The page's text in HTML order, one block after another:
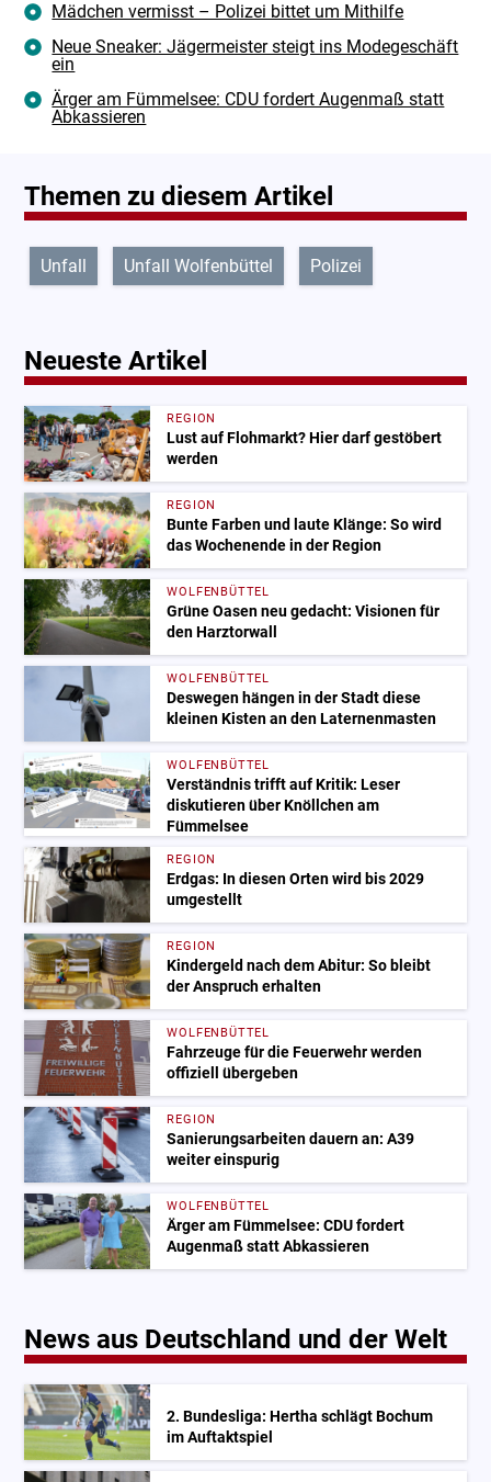
Mädchen vermisst – Polizei bittet um Mithilfe
Neue Sneaker: Jägermeister steigt ins Modegeschäft
ein
Ärger am Fümmelsee: CDU fordert Augenmaß statt
Abkassieren
Themen zu diesem Artikel
Unfall Unfall Wolfenbüttel Polizei
Neueste Artikel
REGION
Lust auf Flohmarkt? Hier darf gestöbert
werden
REGION
Bunte Farben und laute Klänge: So wird
das Wochenende in der Region
WOLFENBÜTTEL
Grüne Oasen neu gedacht: Visionen für
den Harztorwall
WOLFENBÜTTEL
Deswegen hängen in der Stadt diese
kleinen Kisten an den Laternenmasten
WOLFENBÜTTEL
Verständnis trifft auf Kritik: Leser
diskutieren über Knöllchen am
Fümmelsee
REGION
Erdgas: In diesen Orten wird bis 2029
umgestellt
REGION
Kindergeld nach dem Abitur: So bleibt
der Anspruch erhalten
WOLFENBÜTTEL
Fahrzeuge für die Feuerwehr werden
offiziell übergeben
REGION
Sanierungsarbeiten dauern an: A39
weiter einspurig
WOLFENBÜTTEL
Ärger am Fümmelsee: CDU fordert
Augenmaß statt Abkassieren
News aus Deutschland und der Welt
2. Bundesliga: Hertha schlägt Bochum
im Auftaktspiel